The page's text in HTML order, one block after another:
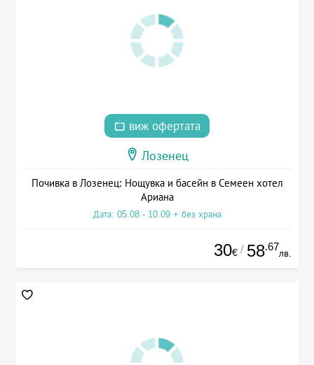
виж офертата
Лозенец
Почивка в Лозенец: Нощувка и басейн в Семеен хотел
Ариана
Дата: 05.08 - 10.09 + без храна
30€ / 58.67
лв.